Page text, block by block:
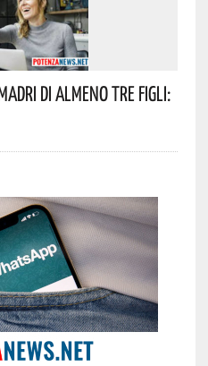
Di Almeno Tre Figli: